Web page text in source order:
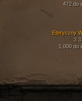
472 do
Eteryczny
3
1,000 do